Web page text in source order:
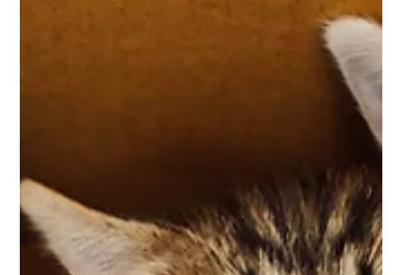
erreurs peuvent rapidement transformer une belle
journée en véritable mésaventure. Voici les principaux
pièges à éviter avant de partir à l'aventure. Choisir un